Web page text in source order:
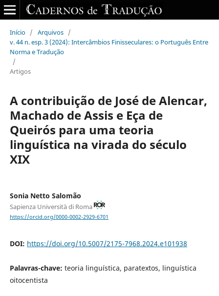
Início / Arquivos /
v. 44 n. esp. 3 (2024): Intercâmbios Finisseculares: o Português Entre
Norma e Tradução
/
Artigos
A contribuição de José de Alencar,
Machado de Assis e Eça de
Queirós para uma teoria
linguística na virada do século
XIX
Sonia Netto Salomão
Sapienza Università di Roma
https://orcid.org/0000-0002-2929-6701
DOI: https://doi.org/10.5007/2175-7968.2024.e101938
Palavras-chave: teoria linguística, paratextos, linguística
oitocentista